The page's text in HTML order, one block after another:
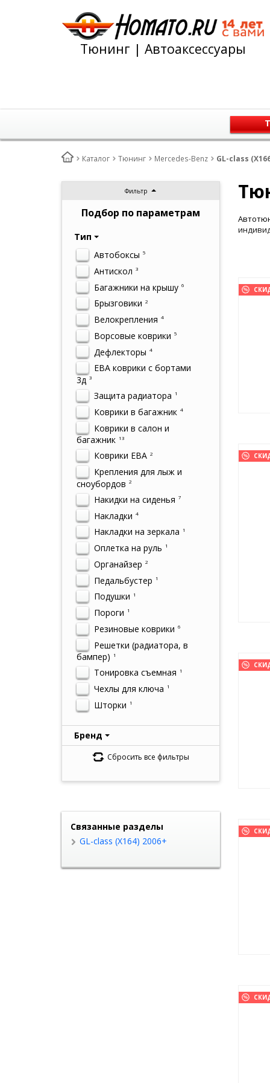
Тюнинг | Автоаксессуары
Каталог Тюнинг Mercedes-Benz GL-class
Фильтр
Подбор по параметрам
Тип
Автобоксы 5
Антискол 3
Багажники на крышу 6
Брызговики 2
Велокрепления 4
Ворсовые коврики 5
Дефлекторы 4
ЕВА коврики с бортами
3д 3
Защита радиатора 1
Коврики в багажник 4
Коврики в салон и
багажник 13
Коврики ЕВА 2
Крепления для лыж и
сноубордов 2
Накидки на сиденья 7
Накладки 4
Накладки на зеркала 1
Оплетка на руль 1
Органайзер 2
Педальбустер 1
Подушки 1
Пороги 1
Резиновые коврики 6
Решетки (радиатора, в
бампер)
1
Тонировка съемная 1
Чехлы для ключа 1
Шторки 1
Бренд
Сбросить все фильтры
Связанные разделы
GL-class (X164) 2006+